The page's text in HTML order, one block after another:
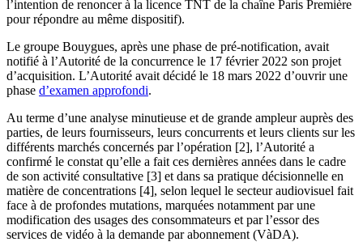
l’intention de renoncer à la licence TNT de la chaîne Paris Première
pour répondre au même dispositif).
Le groupe Bouygues, après une phase de pré-notification, avait
notifié à l’Autorité de la concurrence le 17 février 2022 son projet
d’acquisition. L’Autorité avait décidé le 18 mars 2022 d’ouvrir une
phase d’examen approfondi.
Au terme d’une analyse minutieuse et de grande ampleur auprès des
parties, de leurs fournisseurs, leurs concurrents et leurs clients sur les
différents marchés concernés par l’opération [2], l’Autorité a
confirmé le constat qu’elle a fait ces dernières années dans le cadre
de son activité consultative [3] et dans sa pratique décisionnelle en
matière de concentrations [4], selon lequel le secteur audiovisuel fait
face à de profondes mutations, marquées notamment par une
modification des usages des consommateurs et par l’essor des
services de vidéo à la demande par abonnement (VàDA).